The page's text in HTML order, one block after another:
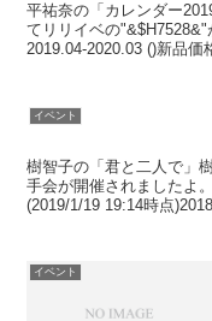
平祐奈の「カレンダー
てリリイベの
2019.04-2020.03 ()新品価
イベント
樹智子の「君と二人で」
手会が開催されましたよ
(2019/1/19 19:14時点
イベント